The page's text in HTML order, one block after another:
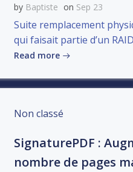
by Baptiste on Sep 23
Suite remplacement
qui faisait partie d’un
Read more
Non classé
SignaturePDF :
nombre de pages